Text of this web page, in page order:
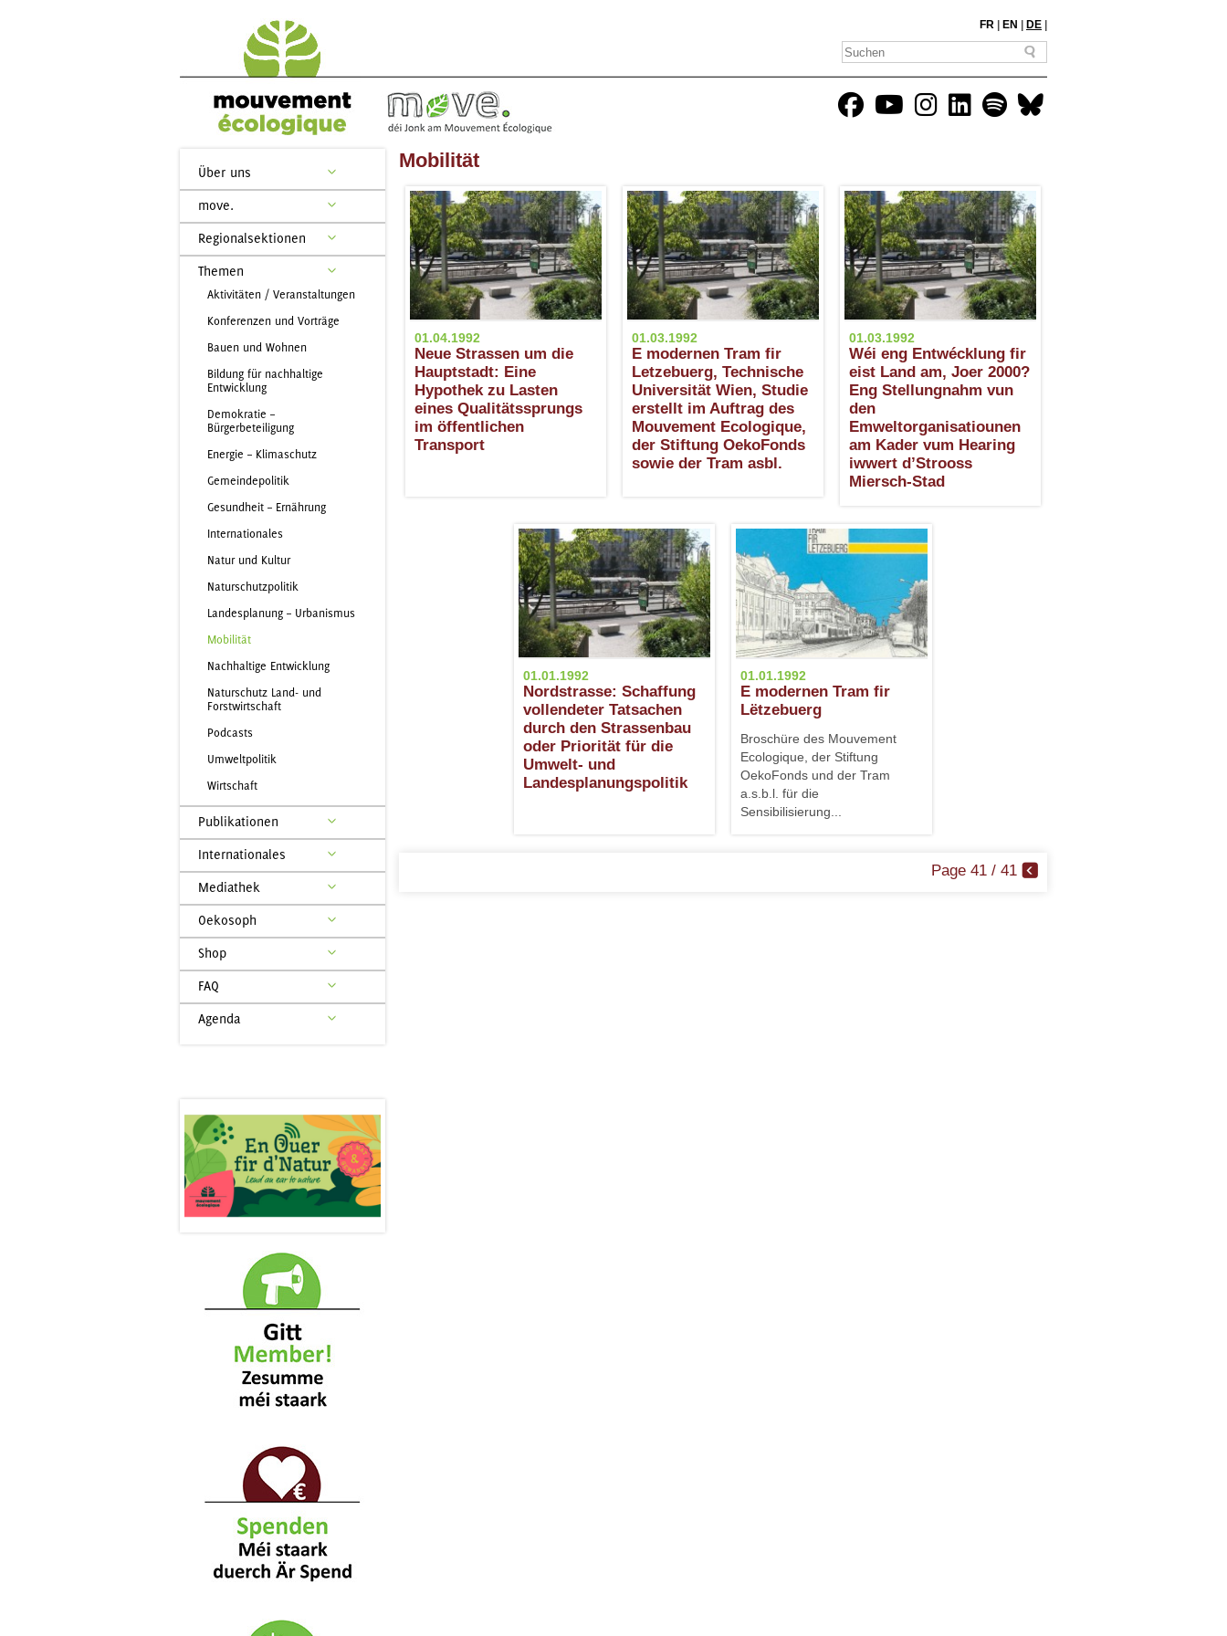
FR EN DE
Über uns
move.
Regionalsektionen
Themen
Aktivitäten / Veranstaltungen
Konferenzen und Vorträge
Bauen und Wohnen
Bildung für nachhaltige
Entwicklung
Demokratie –
Bürgerbeteiligung
Energie – Klimaschutz
Gemeindepolitik
Gesundheit – Ernährung
Internationales
Natur und Kultur
Naturschutzpolitik
Landesplanung – Urbanismus
Mobilität
Nachhaltige Entwicklung
Naturschutz Land- und
Forstwirtschaft
Podcasts
Umweltpolitik
Wirtschaft
Publikationen
Internationales
Mediathek
Oekosoph
Shop
FAQ
Agenda
Mobilität
01.04.1992
Neue Strassen um die
Hauptstadt: Eine
Hypothek zu Lasten
eines Qualitätssprungs
im öffentlichen
Transport
01.03.1992
E modernen Tram fir
Letzebuerg, Technische
Universität Wien, Studie
erstellt im Auftrag des
Mouvement Ecologique,
der Stiftung OekoFonds
sowie der Tram asbl.
01.03.1992
Wéi eng Entwécklung fir
eist Land am, Joer 2000?
Eng Stellungnahm vun
den
Emweltorganisatiounen
am Kader vum Hearing
iwwert d’Strooss
Miersch-Stad
01.01.1992
Nordstrasse: Schaffung
vollendeter Tatsachen
durch den Strassenbau
oder Priorität für die
Umwelt- und
Landesplanungspolitik
01.01.1992
E modernen Tram fir
Lëtzebuerg
Broschüre des Mouvement
Ecologique, der Stiftung
OekoFonds und der Tram
a.s.b.l. für die
Sensibilisierung...
Page 41 / 41